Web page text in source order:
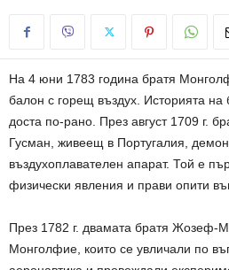
На 4 юни 1783 година братя
балон с горещ въздух. Историята на
доста по-рано. През август 1709 г.
Гусман, живеещ в Португалия,
въздухоплавателен апарат. Той е
физически явления и прави опити
През 1782 г. двамата братя Жозеф-
Монголфие, които се увличали по